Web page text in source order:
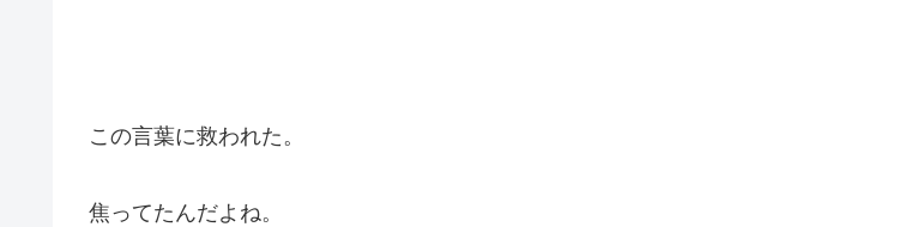
この言葉に救われた。
焦ってたんだよね。